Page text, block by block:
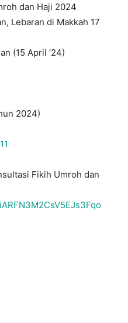
dan Haji 2024
Lebaran di Makkah 17
(15 April ’24)
2024)
Fikih Umroh dan